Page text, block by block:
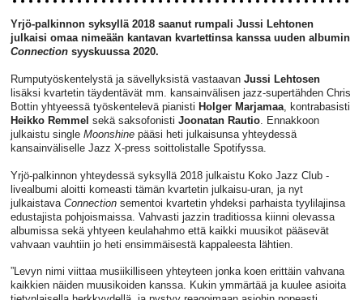
Yrjö-palkinnon syksyllä 2018 saanut rumpali Jussi Lehtonen
julkaisi omaa nimeään kantavan kvartettinsa kanssa uuden albumin
Connectionsyyskuussa 2020.
Rumputyöskentelystä ja sävellyksistä vastaavan Jussi Lehtosen
lisäksi kvartetin täydentävät mm. kansainvälisen jazz-supertähden Chris
Bottin yhtyeessä työskentelevä pianisti Holger Marjamaa, kontrabasisti
Heikko Remmel sekä saksofonisti Joonatan Rautio. Ennakkoon
julkaistu single Moonshinepääsi heti julkaisunsa yhteydessä
kansainväliselle Jazz X-press soittolistalle Spotifyssa.
Yrjö-palkinnon yhteydessä syksyllä 2018 julkaistu Koko Jazz Club -
livealbumi aloitti komeasti tämän kvartetin julkaisu-uran, ja nyt
julkaistava Connectionsementoi kvartetin yhdeksi parhaista tyylilajinsa
edustajista pohjoismaissa. Vahvasti jazzin traditiossa kiinni olevassa
albumissa sekä yhtyeen keulahahmo että kaikki muusikot pääsevät
vahvaan vauhtiin jo heti ensimmäisestä kappaleesta lähtien.
”Levyn nimi viittaa musiikilliseen yhteyteen jonka koen erittäin vahvana
kaikkien näiden muusikoiden kanssa. Kukin ymmärtää ja kuulee asioita